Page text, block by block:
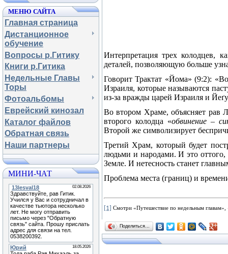
МЕНЮ САЙТА
Главная страница
Дистанционное
обучение
Вопросы р.Гитику
Книги р.Гитика
Недельные Главы
Торы
Фотоальбомы
Еврейский кинозал
Каталог файлов
Обратная связь
Наши партнеры
МИНИ-ЧАТ
Интерпретация трех колодцев,
деталей, позволяющую больше
Говорит Трактат «Йома» (9:2):
Израиля, которые называются
из-за вражды царей Израиля и
Во втором Храме, объясняет рав
второго колодца «обвинение –
Второй же символизирует
Третий Храм, который будет
людьми и народами. И это
Земле. И нетесность станет
Проблема места (границ) и
[1] Смотри «Путешествие по недельным
Поделиться…